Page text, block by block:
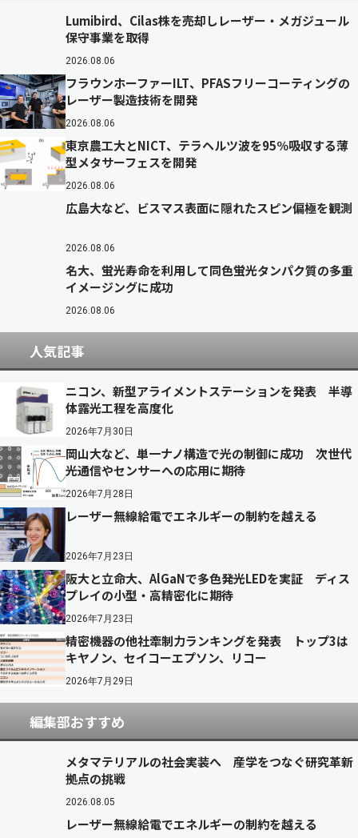
Lumibird、Cilas株を売却しレーザー・メガジュール
保守事業を取得
2026.08.06
フラウンホーファーILT、PFASフリーコーティングの
レーザー製造技術を開発
2026.08.06
東京農工大とNICT、テラヘルツ波を95％吸収する薄
型メタサーフェスを開発
2026.08.06
広島大など、ビスマス表面に隠れたスピン偏極を観測
2026.08.06
名大、蛍光寿命を利用して同色蛍光タンパク質の多重
イメージングに成功
2026.08.06
人気記事
ニコン、新型アライメントステーションを発表 半導
体露光工程を高度化
2026年7月30日
岡山大など、単一ナノ構造で光の制御に成功 次世代
光通信やセンサーへの応用に期待
2026年7月28日
レーザー無線給電でエネルギーの制約を越える
2026年7月23日
阪大と立命大、AlGaNで多色発光LEDを実証 ディス
プレイの小型・高精密化に期待
2026年7月23日
精密機器の他社牽制力ランキングを発表 トップ3は
キヤノン、セイコーエプソン、リコー
2026年7月29日
編集部おすすめ
メタマテリアルの社会実装へ 産学をつなぐ研究革新
拠点の挑戦
2026.08.05
レーザー無線給電でエネルギーの制約を越える